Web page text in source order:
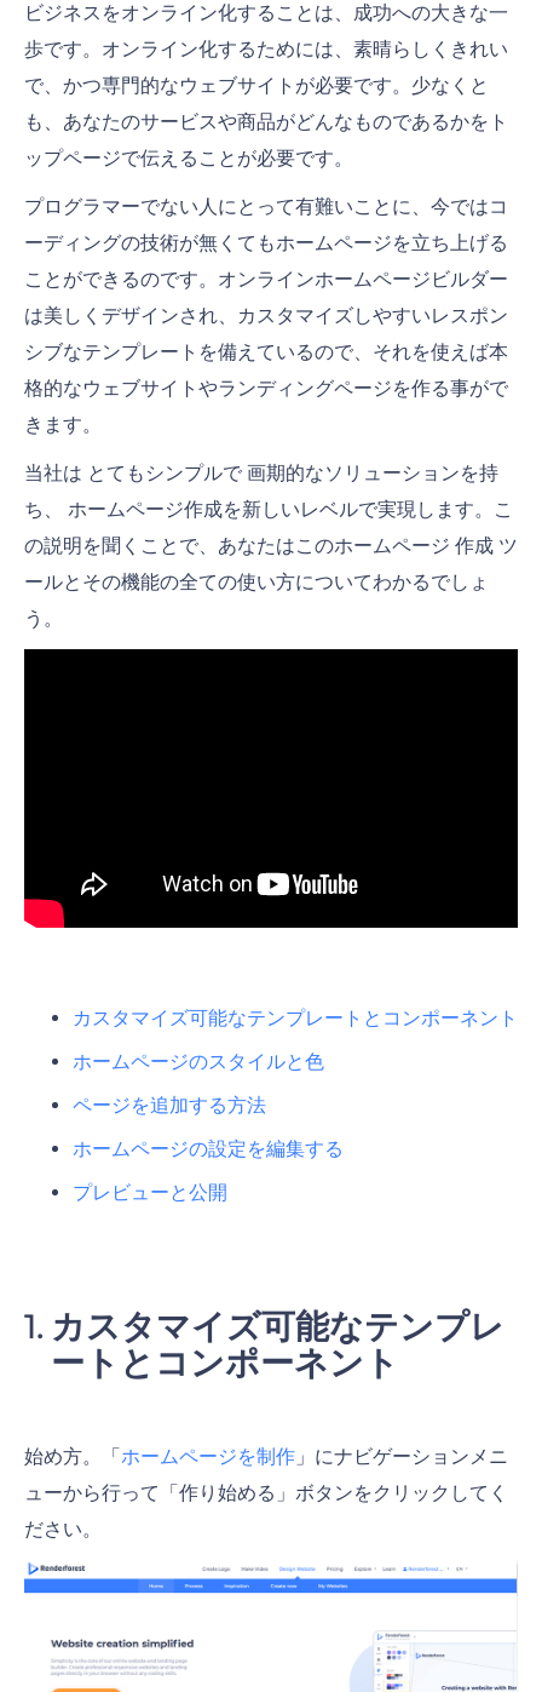
ホームページのスタイルと色
ページを追加する方法
ウェブサイトの設定を編集する
プレビューと公開
ビジネスをオンライン化することは、成功への大きな一
歩です。オンライン化するためには、素晴らしくきれい
で、かつ専門的なウェブサイトが必要です。少なくと
も、あなたのサービスや商品がどんなものであるかをト
ップページで伝えることが必要です。
プログラマーでない人にとって有難いことに、今ではコ
ーディングの技術が無くてもホームページを立ち上げる
ことができるのです。オンラインホームページビルダー
は美しくデザインされ、カスタマイズしやすいレスポン
シブなテンプレートを備えているので、それを使えば本
格的なウェブサイトやランディングページを作る事がで
きます。
当社は とてもシンプルで 画期的なソリューションを持
ち、 ホームページ作成を新しいレベルで実現します。
こ
の説明を聞くことで、あなたはこのホームページ 作成 ツ
ールとその機能の全ての使い方についてわかるでしょ
う。
カスタマイズ可能なテンプレートとコンポーネント
ホームページのスタイルと色
ページを追加する方法
ホームページの設定を編集する
プレビューと公開
カスタマイズ可能なテンプレ
ートとコンポーネント
始め方。「ホームページを制作 」にナビゲーションメニ
ューから行って「作り始める」ボタンをクリックしてく
ださい。